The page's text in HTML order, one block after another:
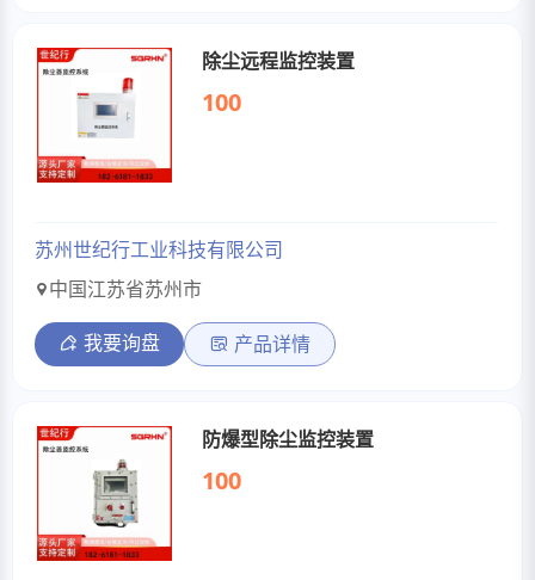
除尘远程监控装置
100
苏州世纪行工业科技有限公司
中国江苏省苏州市
我要询盘 产品详情
防爆型除尘监控装置
100